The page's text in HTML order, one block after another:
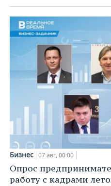
Бизнес 07 авг, 00:00
Опрос
работу с кадрами